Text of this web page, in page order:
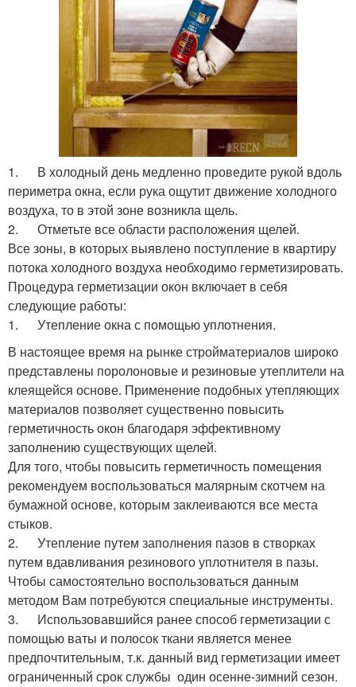
1. В холодный день медленно проведите рукой вдоль
периметра окна, если рука ощутит движение холодного
воздуха, то в этой зоне возникла щель.
2. Отметьте все области расположения щелей.
Все зоны, в которых выявлено поступление в квартиру
потока холодного воздуха необходимо герметизировать.
Процедура герметизации окон включает в себя
следующие работы:
1. Утепление окна с помощью уплотнения.
В настоящее время на рынке стройматериалов широко
представлены поролоновые и резиновые утеплители на
клеящейся основе. Применение подобных утепляющих
материалов позволяет существенно повысить
герметичность окон благодаря эффективному
заполнению существующих щелей.
Для того, чтобы повысить герметичность помещения
рекомендуем воспользоваться малярным скотчем на
бумажной основе, которым заклеиваются все места
стыков.
2. Утепление путем заполнения пазов в створках
путем вдавливания резинового уплотнителя в пазы.
Чтобы самостоятельно воспользоваться данным
методом Вам потребуются специальные инструменты.
3. Использовавшийся ранее способ герметизации с
помощью ваты и полосок ткани является менее
предпочтительным, т.к. данный вид герметизации имеет
ограниченный срок службы один осенне-зимний сезон.